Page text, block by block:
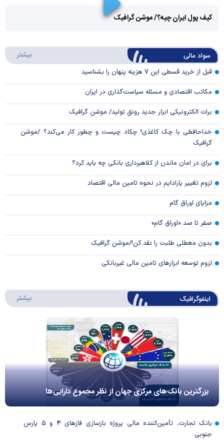
Video
کیف پول ایران چیه؟/ موشن گرافیک
سواد مالی بیشتر
قبل از خرید قسطی این ۷ هزینه پنهان را بشناسید
مکاتب اقتصادی و مسئله سیاست‌گذاری در ایران
برات الکترونیکی ابزار جدید رونق تولید/ موشن گرافیک
خداحافظی با چک کاغذی! چکاد چیست و چطور کار می‌کند؟ /موشن
گرافیک
برای در امان ماندن از کلاهبرداری بانکی چه باید کرد؟
لزوم تغییر پارادایم در نحوه تامین مالی اقتصاد
مزایای اوراق گام
صفر تا صد «اوراق گام»
بدون معطلی طلبت را نقد کن!/موشن گرافیک
لزوم توسعه ابزارهای تامین مالی غیربانکی
اینفوگرافیک بیشتر
بزرگترین بانک‌های مرکزی جهان از نظر مجموع دارایی‌ها
بانک تجارت، تأمین‌کننده مالی پروژه بازسازی فاز‌های ۴ و ۵ پارس
جنوبی